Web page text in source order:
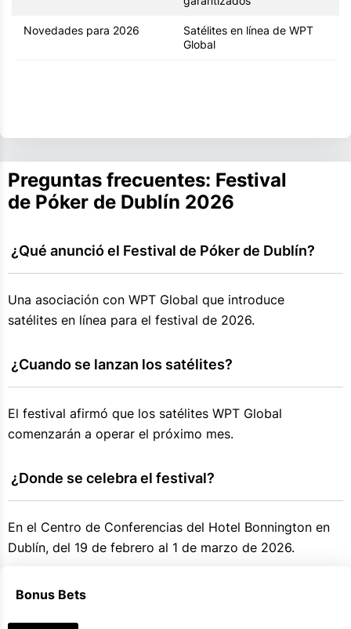
Novedades para 2026
Satélites en línea de WPT
Global
Preguntas frecuentes: Festival
de Póker de Dublín 2026
¿Qué anunció el Festival de Póker de Dublín?
Una asociación con WPT Global que introduce
satélites en línea para el festival de 2026.
¿Cuando se lanzan los satélites?
El festival afirmó que los satélites WPT Global
comenzarán a operar el próximo mes.
¿Donde se celebra el festival?
En el Centro de Conferencias del Hotel Bonnington en
Dublín, del 19 de febrero al 1 de marzo de 2026.
Bonus Bets